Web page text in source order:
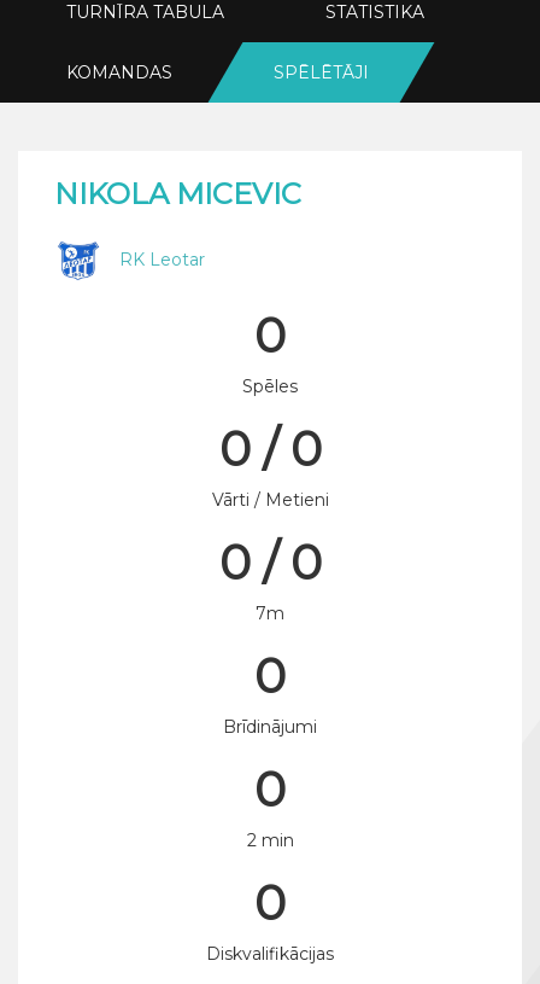
TURNĪRA TABULA STATISTIKA
KOMANDAS SPĒLĒTĀJI
NIKOLA MICEVIC
RK Leotar
0
Spēles
0 / 0
Vārti / Metieni
0 / 0
7m
0
Brīdinājumi
0
2 min
0
Diskvalifikācijas